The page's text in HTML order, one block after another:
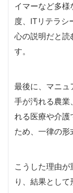
イマーなど多
度、ITリテラシ
心の説明だと読
す。
最後に、マニュ
手が汚れる農業
れる医療や介護
ため、一律の形
こうした理由
り、結果として